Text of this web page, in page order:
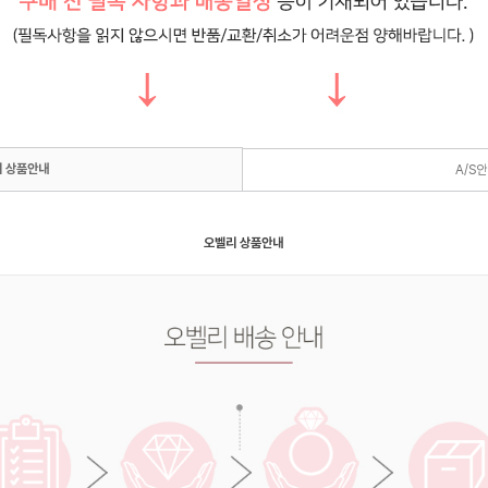
상품안내 A/S안
오벨리 상품안내